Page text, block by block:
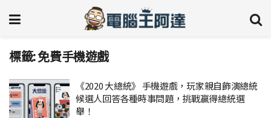
標籤:免費手機遊戲
《2020 大總統》 手機遊戲，玩家親自飾演總統
候選人回答各種時事問題，挑戰贏得總統選
舉！